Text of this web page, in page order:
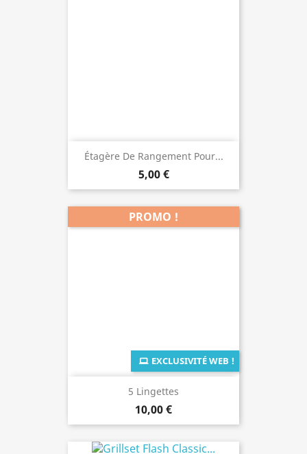
Étagère De Rangement Pour...
5,00 €
5 Lingettes
10,00 €
EXCLUSIVITÉ WEB !
PROMO !